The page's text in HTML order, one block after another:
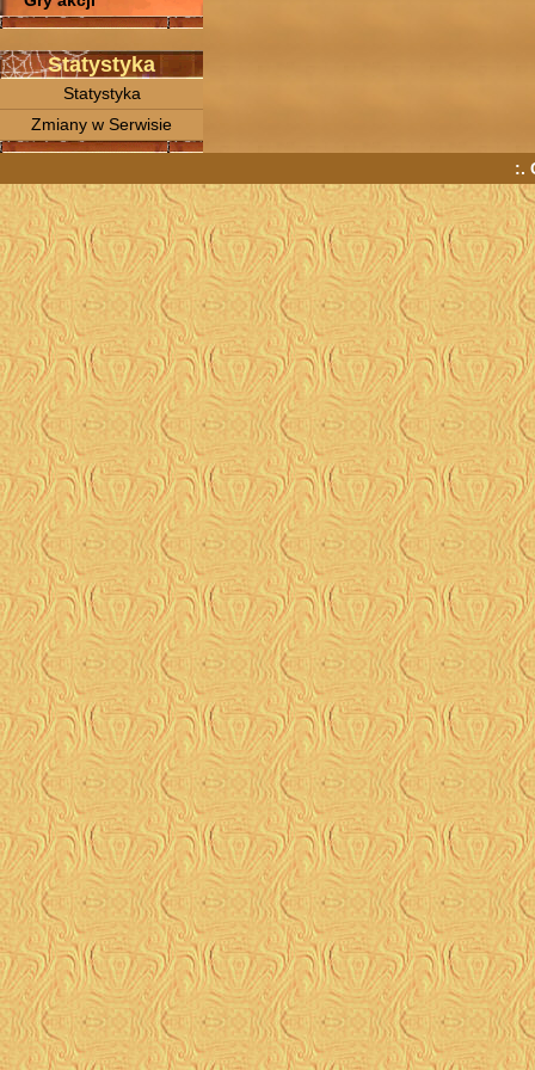
Statystyka
Statystyka
Zmiany w Serwisie
:.